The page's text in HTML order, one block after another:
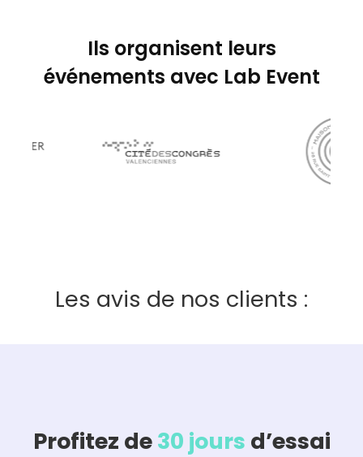
Ils organisent leurs
événements avec Lab Event
Les avis de nos clients :
Profitez de30 jours d’essai